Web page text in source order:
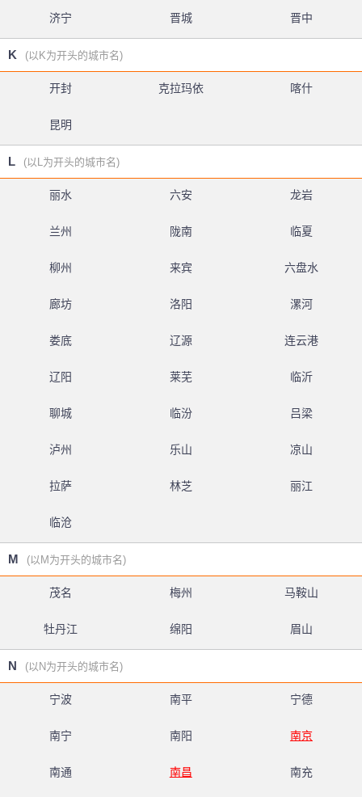
济宁 晋城 晋中
K (以K为开头的城市名)
开封 克拉玛依 喀什
昆明
L (以L为开头的城市名)
丽水 六安 龙岩
兰州 陇南 临夏
柳州 来宾 六盘水
廊坊 洛阳 漯河
娄底 辽源 连云港
辽阳 莱芜 临沂
聊城 临汾 吕梁
泸州 乐山 凉山
拉萨 林芝 丽江
临沧
M (以M为开头的城市名)
茂名 梅州 马鞍山
牡丹江 绵阳 眉山
N (以N为开头的城市名)
宁波 南平 宁德
南宁 南阳 南京
南通 南昌 南充